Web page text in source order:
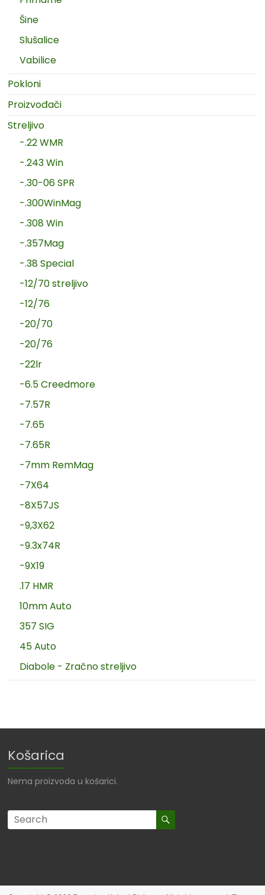
Šine
Slušalice
Vabilice
Pokloni
Proizvođači
Streljivo
-.22 WMR
-.243 Win
-.30-06 SPR
-.300WinMag
-.308 Win
-.357Mag
-.38 Special
-12/70 streljivo
-12/76
-20/70
-20/76
-22lr
-6.5 Creedmore
-7.57R
-7.65
-7.65R
-7mm RemMag
-7X64
-8X57JS
-9,3X62
-9.3x74R
-9X19
.17 HMR
10mm Auto
357 SIG
45 Auto
Diabole - Zračno streljivo
Košarica
Nema proizvoda u košarici.